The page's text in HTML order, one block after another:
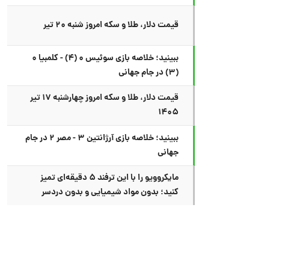
قیمت دلار، طلا و سکه امروز شنبه ۲۰ تیر
ببینید؛ خلاصه بازی سوئیس ۰ (۴) - کلمبیا ۰
(۳) در جام جهانی
قیمت دلار، طلا و سکه امروز چهارشنبه ۱۷ تیر
۱۴۰۵
ببینید؛ خلاصه بازی آرژانتین ۳ - مصر ۲ در جام
جهانی
مایکروویو را با این ترفند ۵ دقیقه‌ای تمیز
کنید؛ بدون مواد شیمیایی و بدون دردسر